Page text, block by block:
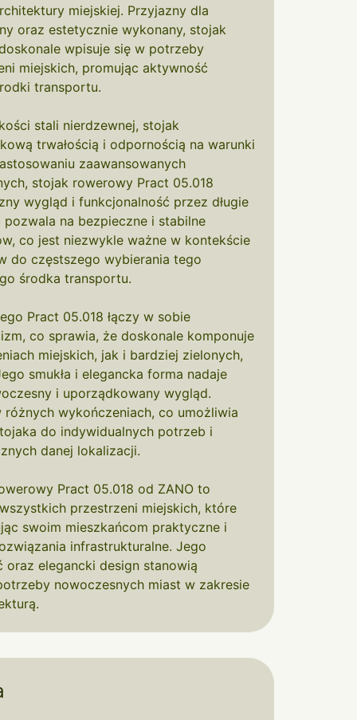
miejskiej. Przyjazny dla
oraz estetycznie wykonany, stojak
wpisuje się w potrzeby
miejskich, promując aktywność
transportu.
stali nierdzewnej, stojak
trwałością i odpornością na warunki
zaawansowanych
stojak rowerowy Pract 05.018
wygląd i funkcjonalność przez długie
na bezpieczne i stabilne
co jest niezwykle ważne w kontekście
do częstszego wybierania tego
środka transportu.
Pract 05.018 łączy w sobie
co sprawia, że doskonale komponuje
miejskich, jak i bardziej zielonych,
smukła i elegancka forma nadaje
i uporządkowany wygląd.
wykończeniach, co umożliwia
do indywidualnych potrzeb i
danej lokalizacji.
Pract 05.018 od ZANO to
przestrzeni miejskich, które
swoim mieszkańcom praktyczne i
infrastrukturalne. Jego
oraz elegancki design stanowią
nowoczesnych miast w zakresie